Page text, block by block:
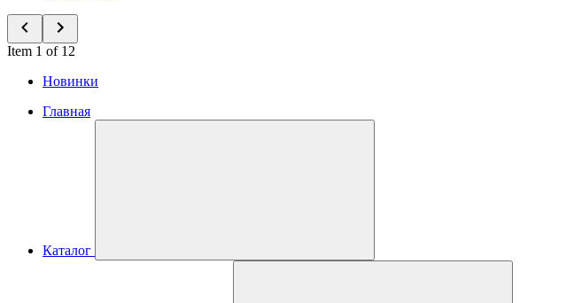
Item 1 of 12
Новинки
Главная
Каталог